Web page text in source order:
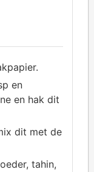
en
en hak dit
dit met de
tahin,